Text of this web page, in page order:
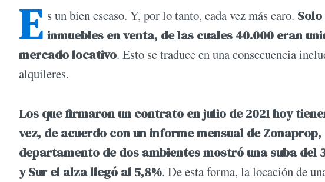
E s un bien escaso. Y, por lo tanto, cada vez más caro.
inmuebles en venta, de las cuales 40.000 eran
mercado locativo. Esto se traduce en una consecuencia
alquileres.
Los que firmaron un contrato en julio de 2021 hoy
vez, de acuerdo con un informe mensual de
departamento de dos ambientes mostró una suba del
y Sur el alza llegó al 5,8%. De esta forma, la locación de